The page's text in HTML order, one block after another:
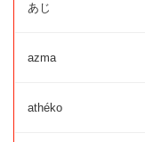
あじ
azma
athéko